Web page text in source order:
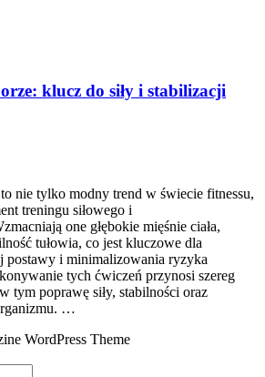
klucz do siły i stabilizacji
nie tylko modny trend w świecie fitnessu,
treningu siłowego i
one głębokie mięśnie ciała,
tułowia, co jest kluczowe dla
postawy i minimalizowania ryzyka
tych ćwiczeń przynosi szereg
tym poprawę siły, stabilności oraz
…
WordPress Theme